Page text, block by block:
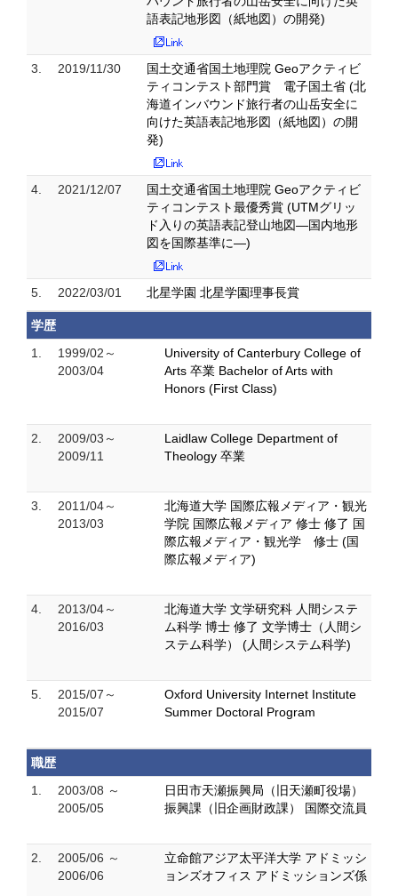
語表記地形図（紙地図）の開発)
3. 2019/11/30
国土交通省国土地理院 Geoアクティビ
ティコンテスト部門賞 電子国土省 (北
海道インバウンド旅行者の山岳安全に
向けた英語表記地形図（紙地図）の開
発)
4. 2021/12/07
国土交通省国土地理院 Geoアクティビ
ティコンテスト最優秀賞 (UTMグリッ
ド入りの英語表記登山地図―国内地形
図を国際基準に―)
5. 2022/03/01 北星学園 北星学園理事長賞
学歴
1.
1999/02～
2003/04
University of Canterbury College of
Arts 卒業 Bachelor of Arts with
Honors (First Class)
2.
2009/03～
2009/11
Laidlaw College Department of
Theology 卒業
3.
2011/04～
2013/03
北海道大学 国際広報メディア・観光
学院 国際広報メディア 修士 修了 国
際広報メディア・観光学 修士 (国
際広報メディア)
4.
2013/04～
2016/03
北海道大学 文学研究科 人間システ
ム科学 博士 修了 文学博士（人間シ
ステム科学） (人間システム科学)
5.
2015/07～
2015/07
Oxford University Internet Institute
Summer Doctoral Program
職歴
1.
2003/08 ～
2005/05
日田市天瀬振興局（旧天瀬町役場）
振興課（旧企画財政課） 国際交流員
2.
2005/06 ～
2006/06
立命館アジア太平洋大学 アドミッシ
ョンズオフィス アドミッションズ係